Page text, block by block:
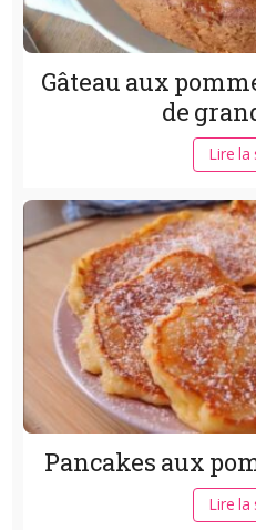
Gâteau aux
de
Lire la
Pancakes aux
Lire la